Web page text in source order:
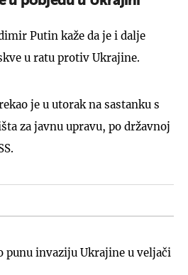
Putin kaže da je i dalje
u ratu protiv Ukrajine.
je u utorak na sastanku s
za javnu upravu, po državnoj
punu invaziju Ukrajine u veljači